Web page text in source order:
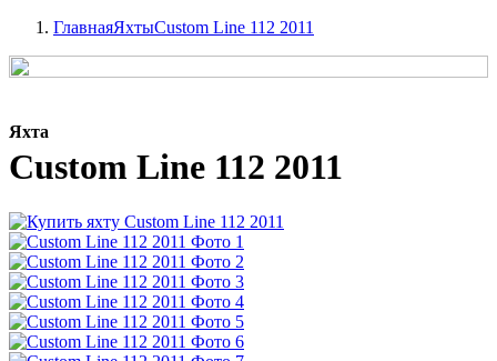
ГлавнаяЯхтыCustom Line 112 2011
Яхта
Custom Line 112 2011